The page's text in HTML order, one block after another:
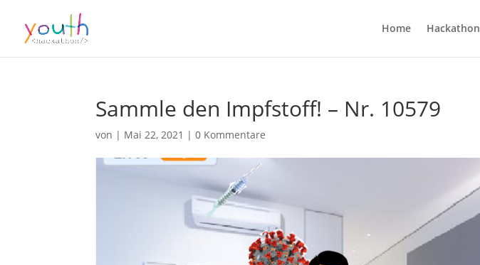
Home Hackathon
Sammle den Impfstoff! – Nr. 10579
von | Mai 22, 2021 |0 Kommentare